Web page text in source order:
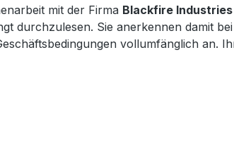
mit der Firma Blackfire
durchzulesen. Sie anerkennen damit
vollumfänglich an.